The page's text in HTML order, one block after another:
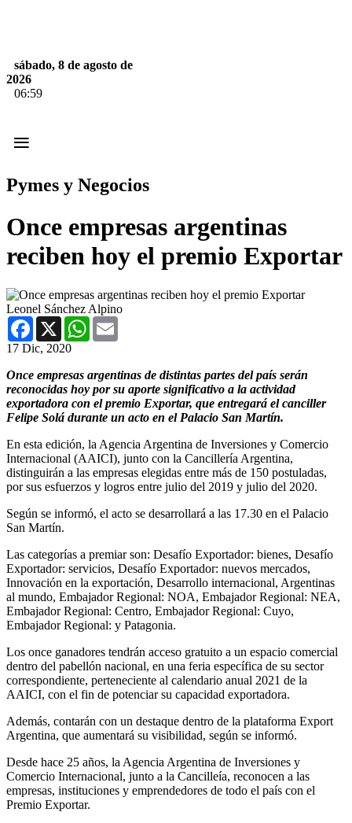
sábado, 8 de agosto de
2026
06:59
≡
Pymes y Negocios
Once empresas argentinas
reciben hoy el premio Exportar
Leonel Sánchez Alpino
Facebook
X WhatsApp
17 Dic, 2020
Once empresas argentinas de distintas partes del país serán
reconocidas hoy por su aporte significativo a la actividad
exportadora con el premio Exportar, que entregará el canciller
Felipe Solá durante un acto en el Palacio San Martín.
En esta edición, la Agencia Argentina de Inversiones y Comercio
Internacional (AAICI), junto con la Cancillería Argentina,
distinguirán a las empresas elegidas entre más de 150 postuladas,
por sus esfuerzos y logros entre julio del 2019 y julio del 2020.
Según se informó, el acto se desarrollará a las 17.30 en el Palacio
San Martín.
Las categorías a premiar son: Desafío Exportador: bienes, Desafío
Exportador: servicios, Desafío Exportador: nuevos mercados,
Innovación en la exportación, Desarrollo internacional, Argentinas
al mundo, Embajador Regional: NOA, Embajador Regional: NEA,
Embajador Regional: Centro, Embajador Regional: Cuyo,
Embajador Regional: y Patagonia.
Los once ganadores tendrán acceso gratuito a un espacio comercial
dentro del pabellón nacional, en una feria específica de su sector
correspondiente, perteneciente al calendario anual 2021 de la
AAICI, con el fin de potenciar su capacidad exportadora.
Además, contarán con un destaque dentro de la plataforma Export
Argentina, que aumentará su visibilidad, según se informó.
Desde hace 25 años, la Agencia Argentina de Inversiones y
Comercio Internacional, junto a la Cancilleía, reconocen a las
empresas, instituciones y emprendedores de todo el país con el
Premio Exportar.